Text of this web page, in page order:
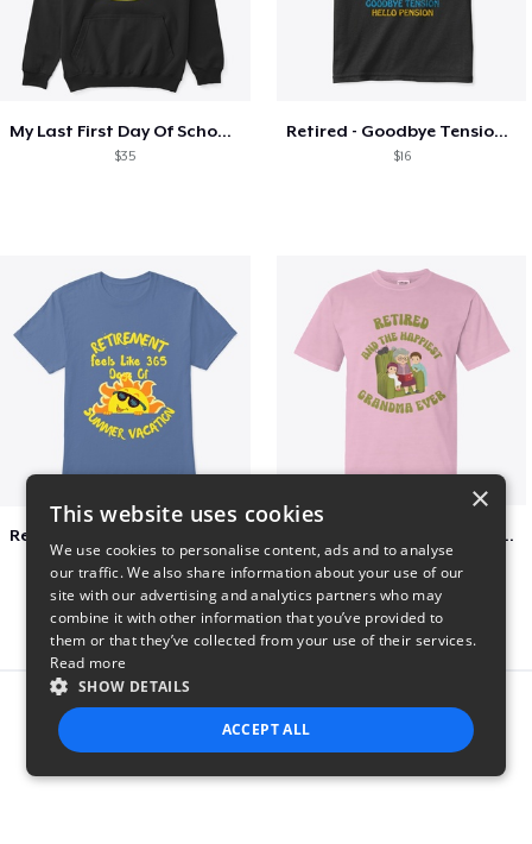
My Last First Day Of School Retiring
$35
Retired - Goodbye Tension Hello Pension
$16
$23
Retired and the happiest grandma ever
$22
Report this product
×
This website uses cookies
We use cookies to personalise content, ads and to analyse
our traffic. We also share information about your use of our
site with our advertising and analytics partners who may
combine it with other information that you’ve provided to
them or that they’ve collected from your use of their services.
Read more
SHOW DETAILS
ACCEPT ALL
STRICTLY NECESSARY PERFORMANCE